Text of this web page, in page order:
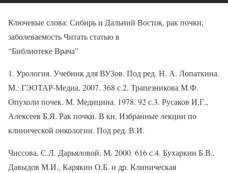
Ключевые слова: Сибирь и Дальний Восток, рак почки,
заболеваемость Читать статью в
“Библиотеке Врача”
1. Урология. Учебник для ВУЗов. Под ред. Н. А. Лопаткина.
М.: ГЭОТАР-Медиа, 2007. 368 с.2. Трапезникова М.Ф.
Опухоли почек. М. Медицина. 1978. 92 с.3. Русаков И.Г.,
Алексеев Б.Я. Рак почки. В кн. Избранные лекции по
клинической онкологии. Под ред. В.И.
Чиссова, С.Л. Дарьяловой. М. 2000. 616 с.4. Бухаркин Б.В.,
Давыдов М.И., Карякин О.Б. и др. Клиническая